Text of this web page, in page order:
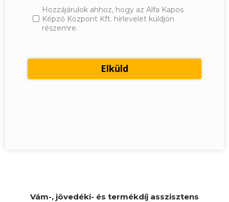
Hozzájárulok ahhoz, hogy az Alfa Kapos
Képző Központ Kft. hírlevelet küldjön
részemre.
Vám-, jövedéki- és termékdíj asszisztens